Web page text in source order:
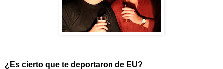
¿Es cierto que te deportaron de EU?